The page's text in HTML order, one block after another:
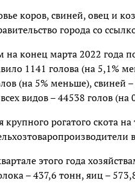
коров, свиней, овец и
города со
конец марта 2022 года
1141 голова (на 5,1%
(на 5% меньше), свиней
видов – 44538 голов
рогатого скота
этого года
– 437,6 тонн, яиц –